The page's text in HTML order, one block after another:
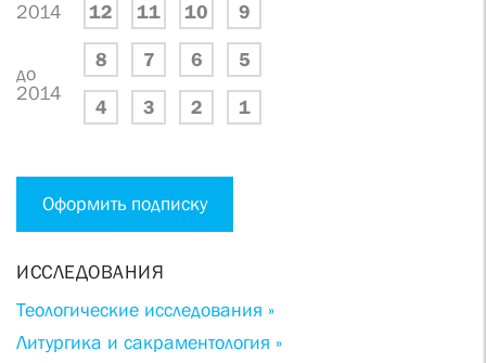
2014 12 11 10 9
до
2014
8 7 6 5
4 3 2 1
Оформить подписку
ИССЛЕДОВАНИЯ
Теологические исследования »
Литургика и сакраментология »